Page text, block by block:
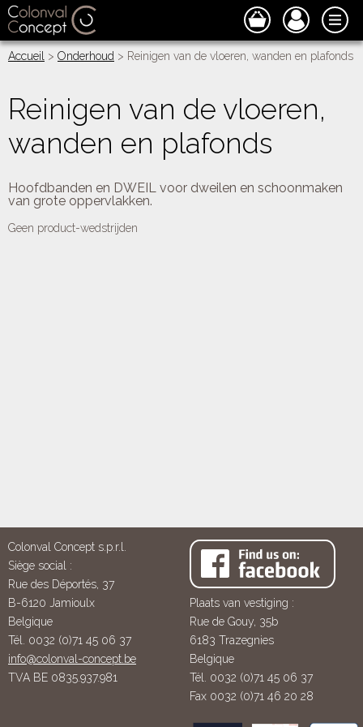
Accueil > Onderhoud > Reinigen van de vloeren, wanden en plafonds
Reinigen van de vloeren,
wanden en plafonds
Hoofdbanden en DWEIL voor dweilen en schoonmaken
van grote oppervlakken.
Geen product-wedstrijden
Colonval Concept s.p.r.l.
Siège social :
Rue des Déportés, 37
B-6120 Jamioulx
Belgique
Tél. 0032 (0)71 45 06 37
info@colonval-concept.be
TVA BE 0835.937.981
Plaats van vestiging :
Rue de Gouy, 35b
6183 Trazegnies
Belgique
Tél. 0032 (0)71 45 06 37
Fax 0032 (0)71 46 20 28